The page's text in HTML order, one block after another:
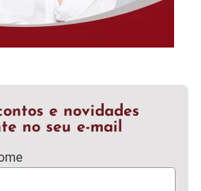
e novidades
no seu e-mail